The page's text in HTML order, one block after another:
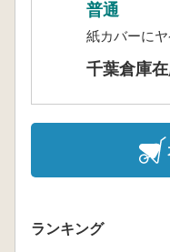
普通
紙カバーにヤ
千葉倉庫
ランキング